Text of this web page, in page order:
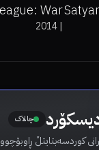
War
|
2014
چالاک
کوردسەبتایتڵ